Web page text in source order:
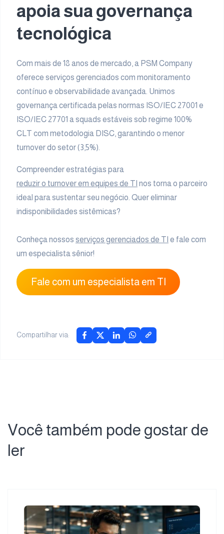
apoia sua governança
tecnológica
Com mais de 18 anos de mercado, a PSM Company
oferece serviços gerenciados com monitoramento
contínuo e observabilidade avançada. Unimos
governança certificada pelas normas ISO/IEC 27001 e
ISO/IEC 27701 a squads estáveis sob regime 100%
CLT com metodologia DISC, garantindo o menor
turnover do setor (3,5%).
Compreender estratégias para
reduzir o turnover em equipes de TI nos torna o parceiro
ideal para sustentar seu negócio. Quer eliminar
indisponibilidades sistêmicas?
Conheça nossos serviços gerenciados de TI e fale com
um especialista sênior!
Fale com um especialista em TI
Compartilhar via:
Você também pode gostar de
ler